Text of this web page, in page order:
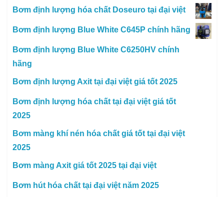
Bơm định lượng hóa chất Doseuro tại đại việt
Bơm định lượng Blue White C645P chính hãng
Bơm định lượng Blue White C6250HV chính
hãng
Bơm định lượng Axit tại đại việt giá tốt 2025
Bơm định lượng hóa chất tại đại việt giá tốt
2025
Bơm màng khí nén hóa chất giá tốt tại đại việt
2025
Bơm màng Axit giá tốt 2025 tại đại việt
Bơm hút hóa chất tại đại việt năm 2025